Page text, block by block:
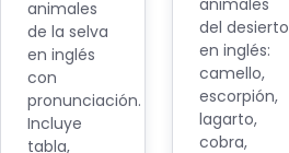
animales
de la selva
en inglés
con
pronunciación.
Incluye
tabla,
animales
del desierto
en inglés:
camello,
escorpión,
lagarto,
cobra,